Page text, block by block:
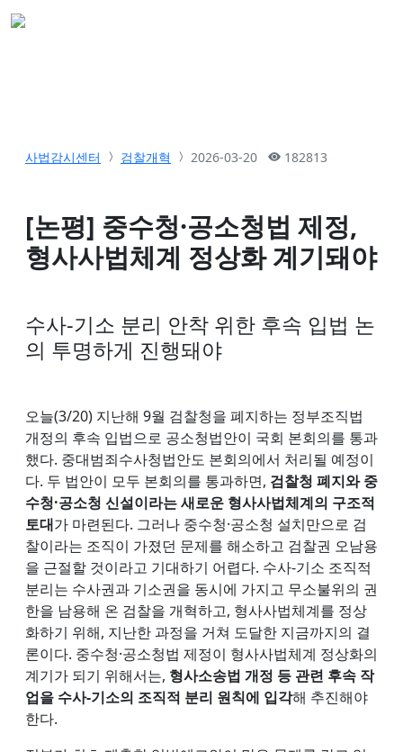
사법감시센터 검찰개혁 2026-03-20 182813
[논평] 중수청·공소청법 제정,
형사사법체계 정상화 계기돼야
수사-기소 분리 안착 위한 후속 입법 논
의 투명하게 진행돼야
오늘(3/20) 지난해 9월 검찰청을 폐지하는 정부조직법
개정의 후속 입법으로 공소청법안이 국회 본회의를 통과
했다. 중대범죄수사청법안도 본회의에서 처리될 예정이
다. 두 법안이 모두 본회의를 통과하면, 검찰청 폐지와 중
수청·공소청 신설이라는 새로운 형사사법체계의 구조적
토대가 마련된다. 그러나 중수청·공소청 설치만으로 검
찰이라는 조직이 가졌던 문제를 해소하고 검찰권 오남용
을 근절할 것이라고 기대하기 어렵다. 수사-기소 조직적
분리는 수사권과 기소권을 동시에 가지고 무소불위의 권
한을 남용해 온 검찰을 개혁하고, 형사사법체계를 정상
화하기 위해, 지난한 과정을 거쳐 도달한 지금까지의 결
론이다. 중수청·공소청법 제정이 형사사법체계 정상화의
계기가 되기 위해서는, 형사소송법 개정 등 관련 후속 작
업을 수사-기소의 조직적 분리 원칙에 입각해 추진해야
한다.